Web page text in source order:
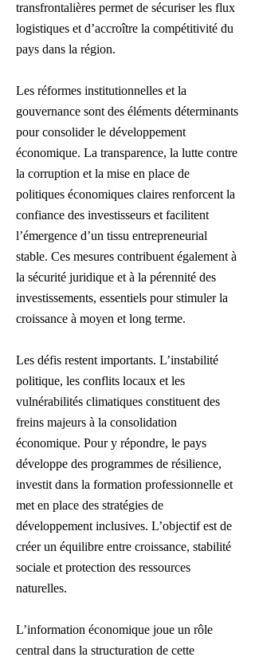
transfrontalières permet de sécuriser les flux
logistiques et d’accroître la compétitivité du
pays dans la région.
Les réformes institutionnelles et la
gouvernance sont des éléments déterminants
pour consolider le développement
économique. La transparence, la lutte contre
la corruption et la mise en place de
politiques économiques claires renforcent la
confiance des investisseurs et facilitent
l’émergence d’un tissu entrepreneurial
stable. Ces mesures contribuent également à
la sécurité juridique et à la pérennité des
investissements, essentiels pour stimuler la
croissance à moyen et long terme.
Les défis restent importants. L’instabilité
politique, les conflits locaux et les
vulnérabilités climatiques constituent des
freins majeurs à la consolidation
économique. Pour y répondre, le pays
développe des programmes de résilience,
investit dans la formation professionnelle et
met en place des stratégies de
développement inclusives. L’objectif est de
créer un équilibre entre croissance, stabilité
sociale et protection des ressources
naturelles.
L’information économique joue un rôle
central dans la structuration de cette